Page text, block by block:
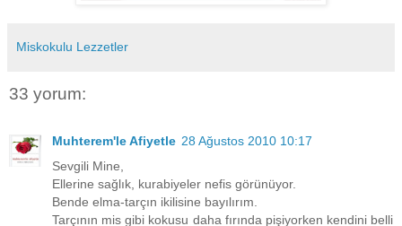
Miskokulu Lezzetler
33 yorum:
Muhterem'le Afiyetle 28 Ağustos 2010 10:17
Sevgili Mine,
Ellerine sağlık, kurabiyeler nefis görünüyor.
Bende elma-tarçın ikilisine bayılırım.
Tarçının mis gibi kokusu daha fırında pişiyorken kendini belli